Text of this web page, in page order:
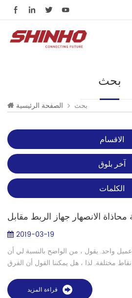
بحث
الصفحة الرئيسية بحث
الاقسام
آخر بلوق
الكلمات
2019-03-19
عميل واحد. يقول ، من الواضح بالنسبة لي أن
مختلفة. لذا ، هل يمكننا القول أن الفرق
Groove...قراءة المزيد